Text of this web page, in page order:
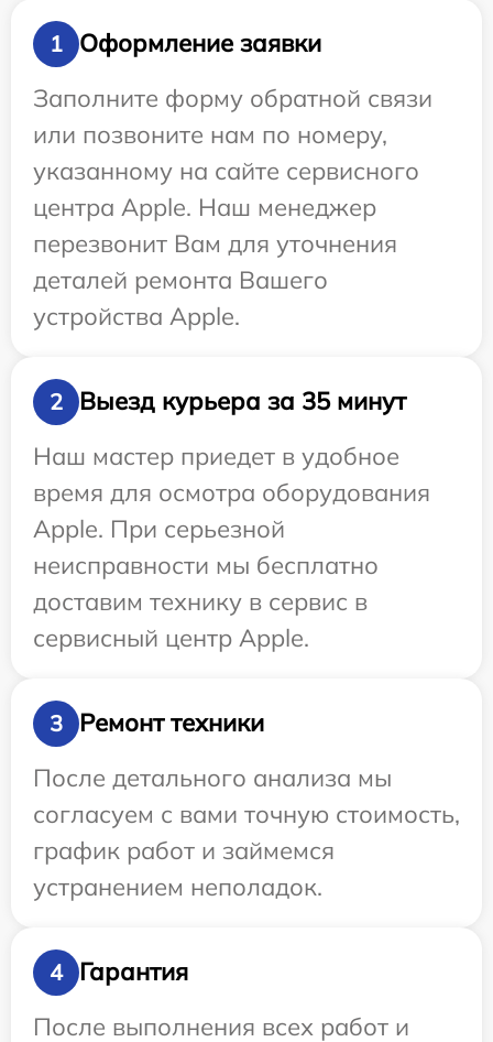
1
Оформление заявки
Заполните форму обратной связи
или позвоните нам по номеру,
указанному на сайте сервисного
центра Apple. Наш менеджер
перезвонит Вам для уточнения
деталей ремонта Вашего
устройства Apple.
2
Выезд курьера за 35 минут
Наш мастер приедет в удобное
время для осмотра оборудования
Apple. При серьезной
неисправности мы бесплатно
доставим технику в сервис в
сервисный центр Apple.
3
Ремонт техники
После детального анализа мы
согласуем с вами точную стоимость,
график работ и займемся
устранением неполадок.
4
Гарантия
После выполнения всех работ и